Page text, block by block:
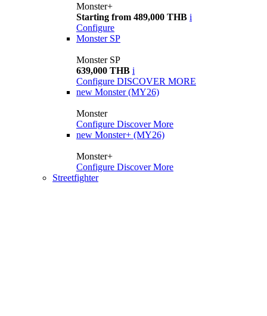
Monster+
Starting from 489,000 THB i
Configure
Monster SP
Monster SP
639,000 THB i
Configure DISCOVER MORE
new Monster (MY26)
Monster
Configure Discover More
new Monster+ (MY26)
Monster+
Configure Discover More
Streetfighter